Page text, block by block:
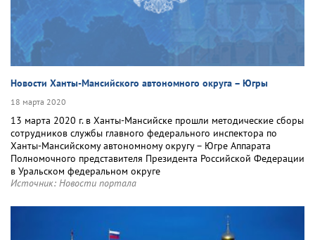
Новости Ханты-Мансийского автономного округа – Югры
18 марта 2020
13 марта 2020 г. в Ханты-Мансийске прошли методические сборы
сотрудников службы главного федерального инспектора по
Ханты-Мансийскому автономному округу – Югре Аппарата
Полномочного представителя Президента Российской Федерации
в Уральском федеральном округе
Источник: Новости портала